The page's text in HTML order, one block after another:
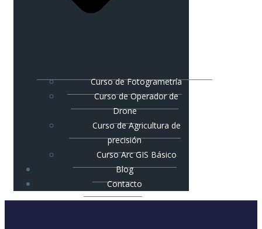
Curso de Fotogrametría
Curso de Operador de
Drone
Curso de Agricultura de
precisión
Curso Arc GIS Básico
Blog
Contacto